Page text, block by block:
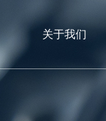
关于我们